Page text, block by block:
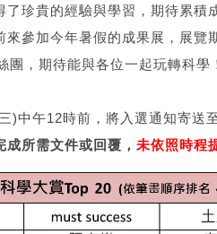
了珍貴的經驗與學習，期待累
來參加今年暑假的成果展，展
團，期待能與各位一起玩轉科學
)中午12時前，將入選通知寄送
所需文件或回覆， 未依照時程